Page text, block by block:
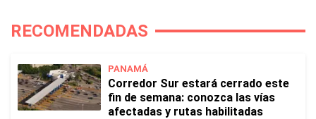
RECOMENDADAS
PANAMÁ
Corredor Sur estará cerrado este
fin de semana: conozca las vías
afectadas y rutas habilitadas